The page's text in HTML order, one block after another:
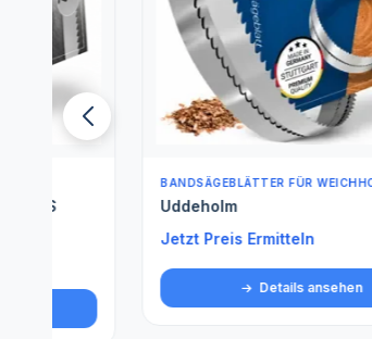
BANDSÄGEBLÄTTER FÜR WEICHHOLZ
Jetzt Preis Ermitteln
Details ansehen